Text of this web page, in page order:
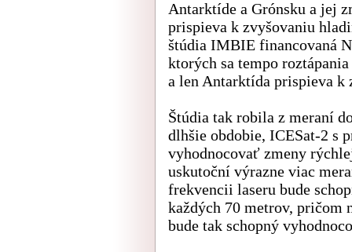
Antarktíde a Grónsku a jej
prispieva k zvyšovaniu
štúdia IMBIE financovaná
ktorých sa tempo
a len Antarktída prispieva k
Štúdia tak robila z meraní
dlhšie obdobie, ICESat-2 s
vyhodnocovať zmeny
uskutoční výrazne viac
frekvencii laseru bude
každých 70 metrov, pričom
bude tak schopný